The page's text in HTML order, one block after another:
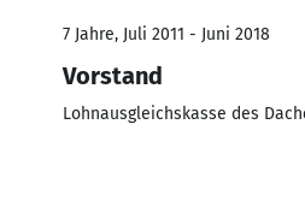
7 Jahre, Juli 2011 - Juni 2018
Vorstand
Lohnausgleichskasse des